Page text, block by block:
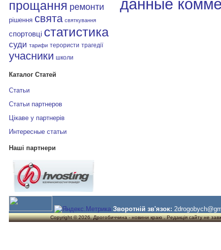
прощання ремонти
рішення свята святкування
спортовці статистика
суди тарифи терористи трагедії
учасники школи
Каталог Статей
Статьи
Статьи партнеров
Цікаве у партнерів
Интересные статьи
Наші партнери
данные
Зворотній зв'язок:
Copyright © 2026. Дрогобиччина - новини краю . Редакція сайту не